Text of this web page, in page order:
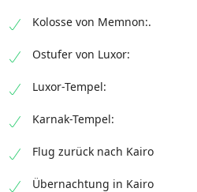
Kolosse von Memnon:.
Ostufer von Luxor:
Luxor-Tempel:
Karnak-Tempel:
Flug zurück nach Kairo
Übernachtung in Kairo